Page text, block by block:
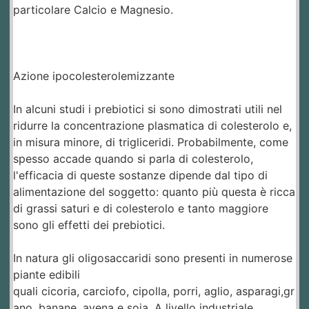
particolare Calcio e Magnesio.
Azione ipocolesterolemizzante
In alcuni studi i prebiotici si sono dimostrati utili nel
ridurre la concentrazione plasmatica di colesterolo e,
in misura minore, di trigliceridi. Probabilmente, come
spesso accade quando si parla di colesterolo,
l'efficacia di queste sostanze dipende dal tipo di
alimentazione del soggetto: quanto più questa è ricca
di grassi saturi e di colesterolo e tanto maggiore
sono gli effetti dei prebiotici.
In natura gli oligosaccaridi sono presenti in numerose
piante edibili
quali cicoria, carciofo, cipolla, porri, aglio, asparagi,gr